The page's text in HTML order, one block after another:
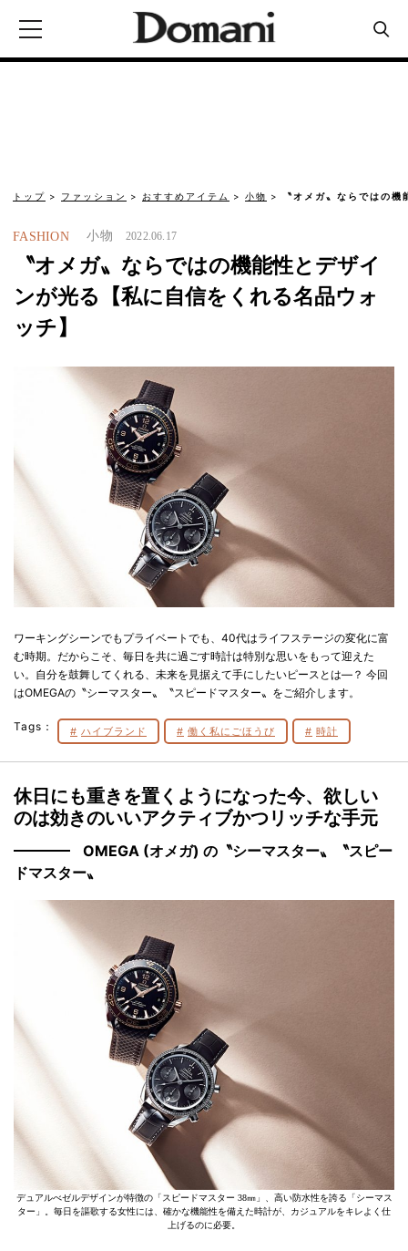
トップ ファッション おすすめアイテム 小物 〝オメガ〟ならではの
FASHION 小物 2022.06.17
〝オメガ〟ならではの機能性とデザイ
ンが光る【私に自信をくれる名品ウォ
ッチ】
ワーキングシーンでもプライベートでも、40代はライフステージの変化に富
む時期。だからこそ、毎日を共に過ごす時計は特別な思いをもって迎えた
い。自分を鼓舞してくれる、未来を見据えて手にしたいピースとは―？ 今回
はOMEGAの〝シーマスター〟〝スピードマスター〟をご紹介します。
Tags： ハイブランド 働く私にごほうび 時計
休日にも重きを置くようになった今、欲しい
のは効きのいいアクティブかつリッチな手元
OMEGA (オメガ) の〝シーマスター〟〝スピー
ドマスター〟
デュアルべゼルデザインが特徴の「スピードマスター 38㎜」、高い防水性を誇る「シーマス
ター」。毎日を謳歌する女性には、確かな機能性を備えた時計が、カジュアルをキレよく仕
上げるのに必要。